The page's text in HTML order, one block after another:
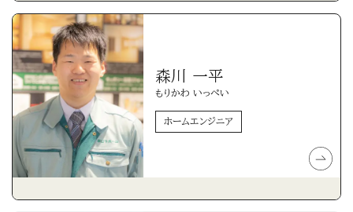
森川 一平
もりかわ いっぺい
ホームエンジニア